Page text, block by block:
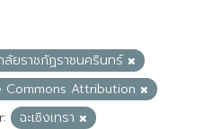
ลัยราชภัฏราชนครินทร์
Commons Attribution
ฉะเชิงเทรา